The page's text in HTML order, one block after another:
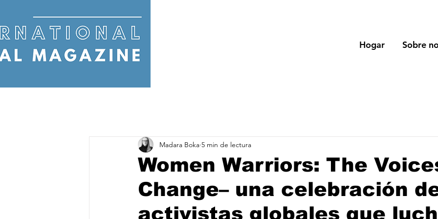
Hogar Sobre
Women Warriors: The
Change– una celebración
activistas globales que
Madara Boka 5 min de lectura